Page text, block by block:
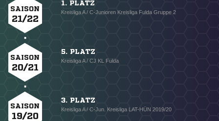
SAISON
21/22
1. PLATZ
Kreisliga A / C-Junioren Kreisliga Fulda Gruppe 2
SAISON
20/21
5. PLATZ
Kreisliga A / CJ KL Fulda
SAISON
19/20
3. PLATZ
Kreisliga A / C-Jun. Kreisliga LAT-HÜN 2019/20